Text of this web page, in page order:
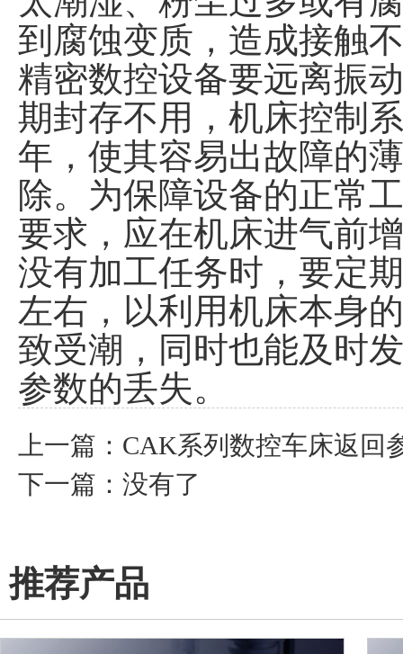
到腐蚀变质，造成接触
精密数控设备要远离振
期封存不用，机床控制
年，使其容易出故障的
除。为保障设备的正常
要求，应在机床进气前
没有加工任务时，要定
左右，以利用机床本身
致受潮，同时也能及时
参数的丢失。
上一篇： CAK系列数控车床返回
下一篇：没有了
推荐产品